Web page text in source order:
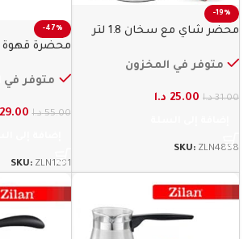
-19%
محضر شاي مع سخان 1.8 لتر
متوفر في المخزون
31.00 د.ا 25.00 د.ا
SKU: ZLN4858
-47%
محضرة قهوة
متوفر في
55.00 د.ا 29.00
SKU: ZLN1291